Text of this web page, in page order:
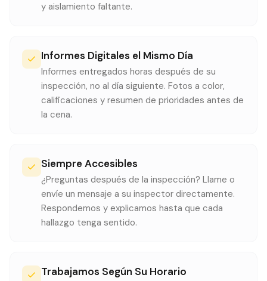
y aislamiento faltante.
Informes Digitales el Mismo Día
Informes entregados horas después de su
inspección, no al día siguiente. Fotos a color,
calificaciones y resumen de prioridades antes de
la cena.
Siempre Accesibles
¿Preguntas después de la inspección? Llame o
envíe un mensaje a su inspector directamente.
Respondemos y explicamos hasta que cada
hallazgo tenga sentido.
Trabajamos Según Su Horario